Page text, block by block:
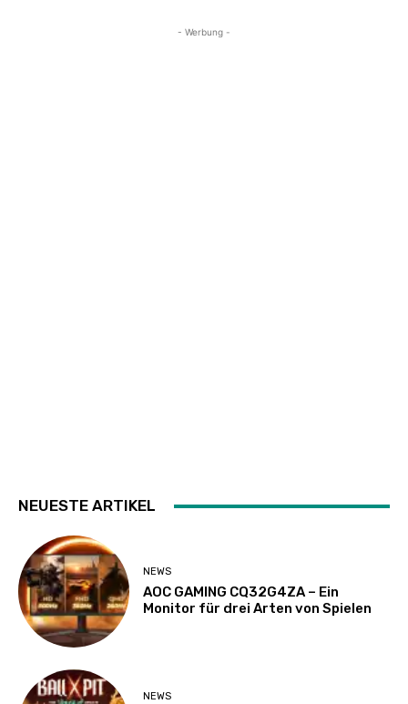
- Werbung -
NEUESTE ARTIKEL
NEWS
AOC GAMING CQ32G4ZA – Ein
Monitor für drei Arten von Spielen
NEWS